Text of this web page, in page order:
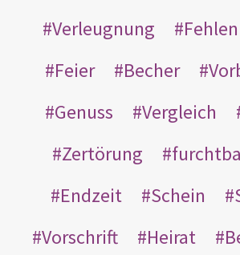
Verleugnung
Fehlen
Feier
Becher
Genuss
Vergleich
Zertörung
Endzeit
Schein
Vorschrift
Heirat